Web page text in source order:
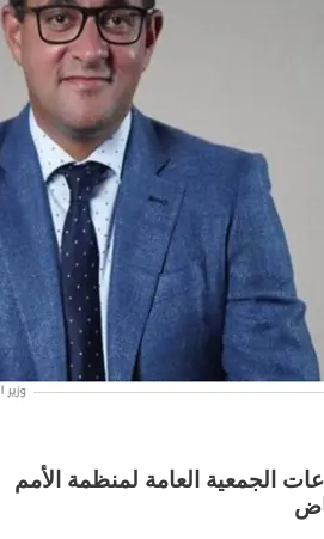
الجمعية العامة لمنظمة الأمم